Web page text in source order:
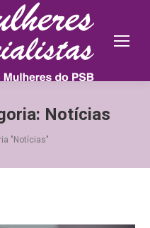
Notícias
"Notícias"